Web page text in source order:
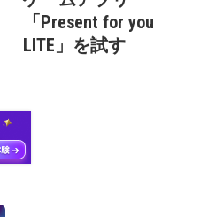
「Present for you
LITE」を試す